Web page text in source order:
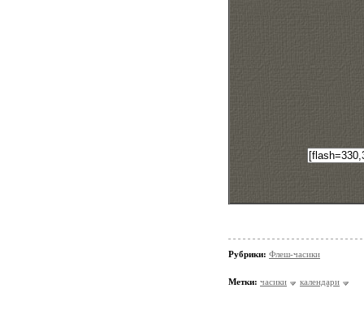
Рубрики: Флеш-часики
Метки: часики календари